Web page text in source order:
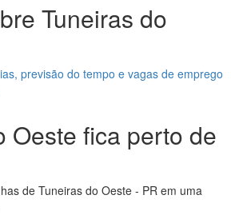
Tuneiras do
previsão do tempo e vagas de emprego
Oeste fica perto de
de Tuneiras do Oeste - PR em uma